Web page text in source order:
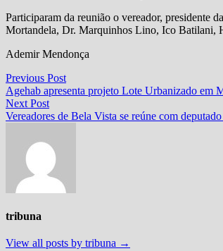
Participaram da reunião o vereador, presidente
Mortandela, Dr. Marquinhos Lino, Ico Batilani,
Ademir Mendonça
Navegação
de
Post
Previous PostPrevious
post:
Agehab apresenta projeto Lote Urbanizado em
Next PostNext
post:
Vereadores de Bela Vista se reúne com
tribuna
View all posts by tribuna →